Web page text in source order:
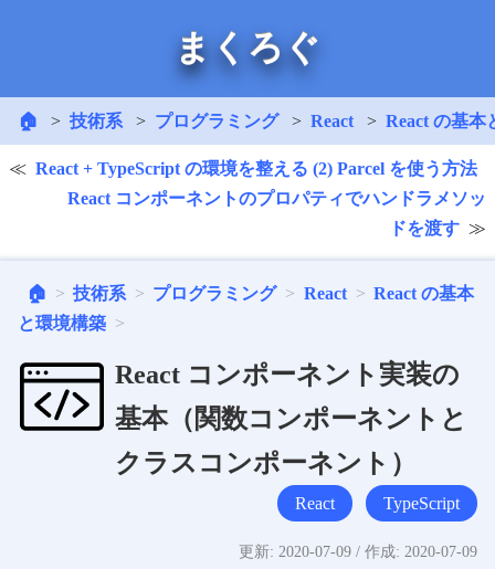
まくろぐ
🏠 技術系 プログラミング React React の基本
React + TypeScript の環境を整える (2) Parcel を使う方法
React コンポーネントのプロパティでハンドラメソッ
ドを渡す
🏠 技術系 プログラミング React
React の基本
と環境構築
React コンポーネント実装の
基本（関数コンポーネントと
クラスコンポーネント）
React TypeScript
更新: 2020-07-09 / 作成: 2020-07-09